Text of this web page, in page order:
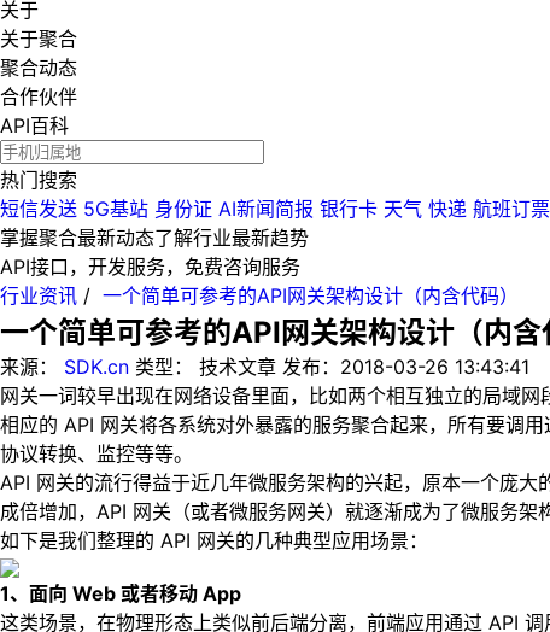
关于
关于聚合
聚合动态
合作伙伴
API百科
热门搜索
短信发送 5G基站 身份证 AI新闻简报 银行卡 天气 快递 航班订票
掌握聚合最新动态了解行业最新趋势
API接口，开发服务，免费咨询服务
行业资讯 / 一个简单可参考的API网关架构设计（内含代码）
一个简单可参考的API网关架构设计（内含
来源： SDK.cn 类型： 技术文章 发布： 2018-03-26 13:43:41
网关一词较早出现在网络设备里面，比如两个相互独立的局域
相应的 API 网关将各系统对外暴露的服务聚合起来，所有要调
协议转换、监控等等。
API 网关的流行得益于近几年微服务架构的兴起，原本一个庞
成倍增加，API 网关（或者微服务网关）就逐渐成为了微服务架
如下是我们整理的 API 网关的几种典型应用场景：
1、面向 Web 或者移动 App
这类场景，在物理形态上类似前后端分离，前端应用通过 API